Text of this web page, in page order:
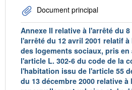
Document principal
Annexe II relative à l'arrêté du
l'arrêté du 12 avril 2001 relatif
des logements sociaux, pris
l'article L. 302-6 du code de la
l'habitation issu de l'article 55
du 13 décembre 2000 relative